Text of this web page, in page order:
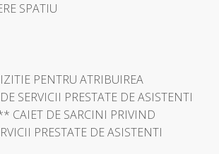
SPATIU
PENTRU ATRIBUIREA
SERVICII PRESTATE DE ASISTENTI
DE SARCINI PRIVIND
PRESTATE DE ASISTENTI